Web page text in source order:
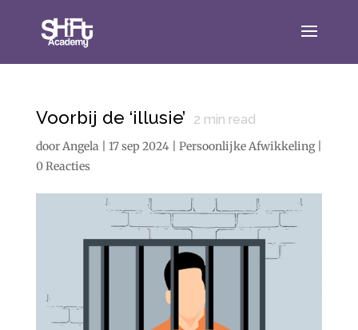
Voorbij de ‘illusie’ 2 min read
doorAngela 17 sep 2024| Persoonlijke Afwikkeling|
0 Reacties